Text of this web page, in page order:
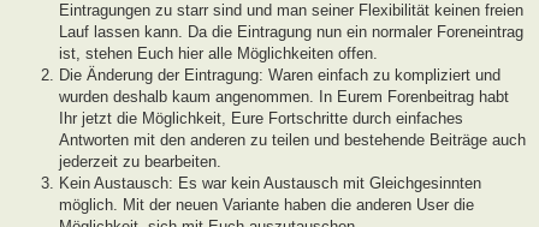
Eintragungen zu starr sind und man seiner Flexibilität keinen freien
Lauf lassen kann. Da die Eintragung nun ein normaler Foreneintrag
ist, stehen Euch hier alle Möglichkeiten offen.
Die Änderung der Eintragung: Waren einfach zu kompliziert und
wurden deshalb kaum angenommen. In Eurem Forenbeitrag habt
Ihr jetzt die Möglichkeit, Eure Fortschritte durch einfaches
Antworten mit den anderen zu teilen und bestehende Beiträge auch
jederzeit zu bearbeiten.
Kein Austausch: Es war kein Austausch mit Gleichgesinnten
möglich. Mit der neuen Variante haben die anderen User die